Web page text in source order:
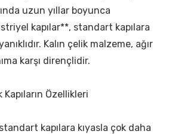
uzun yıllar boyunca
kapılar**, standart kapılara
Kalın çelik malzeme, ağır
karşı dirençlidir.
Özellikleri
kapılara kıyasla çok daha